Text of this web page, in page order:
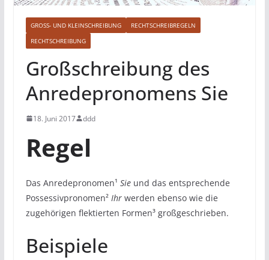
GROSS- UND KLEINSCHREIBUNG
RECHTSCHREIBREGELN
RECHTSCHREIBUNG
Großschreibung des
Anredepronomens Sie
18. Juni 2017 ddd
Regel
Das Anredepronomen¹ Sieund das entsprechende
Possessivpronomen² Ihr werden ebenso wie die
zugehörigen flektierten Formen³ großgeschrieben.
Beispiele